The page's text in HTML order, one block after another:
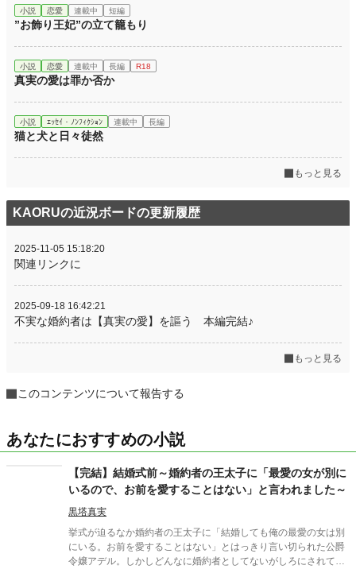
累計ポイント 1,308 pt (185,015 位)
小説 恋愛 連載中 短編
”お飾り王妃”の立て籠もり
小説 恋愛 連載中 長編 R18
真実の愛は罪か否か
小説 ｴｯｾｲ・ﾉﾝﾌｨｸｼｮﾝ 連載中 長編
猫と犬と日々徒然
もっと見る
KAORUの近況ボードの更新履歴
2025-11-05 15:18:20
関連リンクに
2025-09-18 16:42:21
不実な婚約者は【真実の愛】を謳う 本編完結♪
もっと見る
このコンテンツについて報告する
あなたにおすすめの小説
【完結】結婚式前～婚約者の王太子に「最愛の女が別に
いるので、お前を愛することはない」と言われました～
黒塔真実
挙式が迫るなか婚約者の王太子に「結婚しても俺の最愛の女は別
にいる。お前を愛することはない」とはっきり言い切られた公爵
令嬢アデル。しかしどんなに婚約者としてないがしろにされても